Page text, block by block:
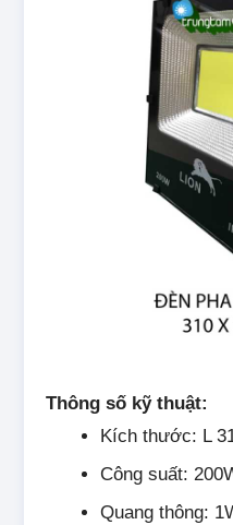
Thông số kỹ thuật:
Kích thước: L
Công suất:
Quang thông: